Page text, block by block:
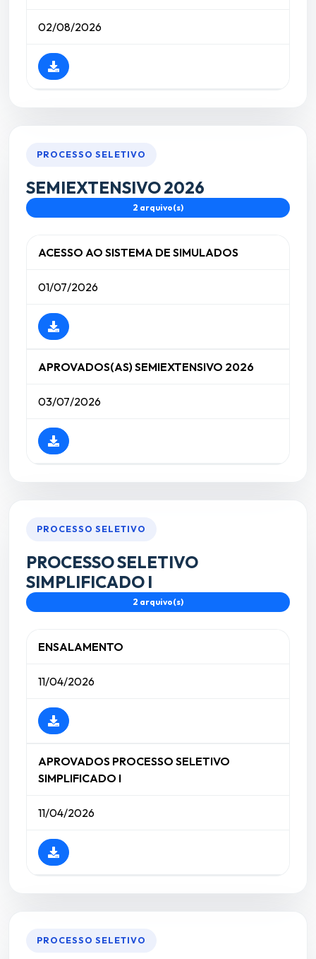
02/08/2026
PROCESSO SELETIVO
SEMIEXTENSIVO 2026
2 arquivo(s)
ACESSO AO SISTEMA DE SIMULADOS
01/07/2026
APROVADOS(AS) SEMIEXTENSIVO 2026
03/07/2026
PROCESSO SELETIVO
PROCESSO SELETIVO
SIMPLIFICADO I
2 arquivo(s)
ENSALAMENTO
11/04/2026
APROVADOS PROCESSO SELETIVO
SIMPLIFICADO I
11/04/2026
PROCESSO SELETIVO